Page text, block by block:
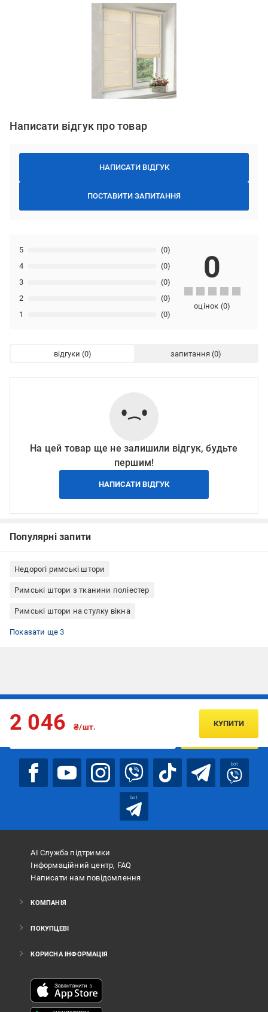
Написати відгук про товар
НАПИСАТИ ВІДГУК
ПОСТАВИТИ ЗАПИТАННЯ
1 (0)
2 (0)
3 (0)
4 (0)
5 (0)
0
оцінок (0)
відгуки запитання
На цей товар ще не залишили відгук, будьте
першим!
НАПИСАТИ ВІДГУК
Популярні запити
Недорогі римські штори
Римські штори з тканини поліестер
Римські штори на стулку вікна
Римські штори кріплення до стелі
Римські штори кріплення до стіни
Римські штори Rollotex
Показати ще 3
2 046 ₴/шт. КУПИТИ
Підписуйтесь, щоб дізнаватись першим про акції та пропозиції
ПІДПИСАТИСЯ
bot
bot
АІ Служба підтримки
Інформаційний центр, FAQ
Написати нам повідомлення
КОМПАНІЯ
ПОКУПЦЕВІ
КОРИСНА ІНФОРМАЦІЯ